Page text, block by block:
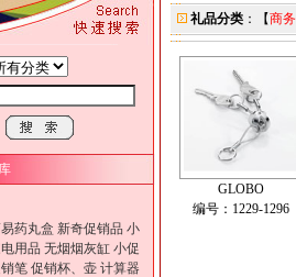
药丸盒 新奇促销品 小
用品 无烟烟灰缸 小促
笔 促销杯、壶 计算器
礼品分类：【商
GLOBO
编号：1229-1296